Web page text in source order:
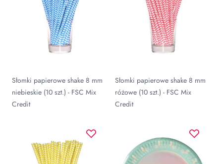
Słomki papierowe shake 8 mm
niebieskie (10 szt.) - FSC Mix
Credit
Słomki papierowe shake 8 mm
różowe (10 szt.) - FSC Mix
Credit